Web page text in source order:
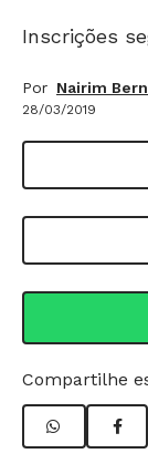
Inscrições
Por Nairim
28/03/2019
Compartilhe